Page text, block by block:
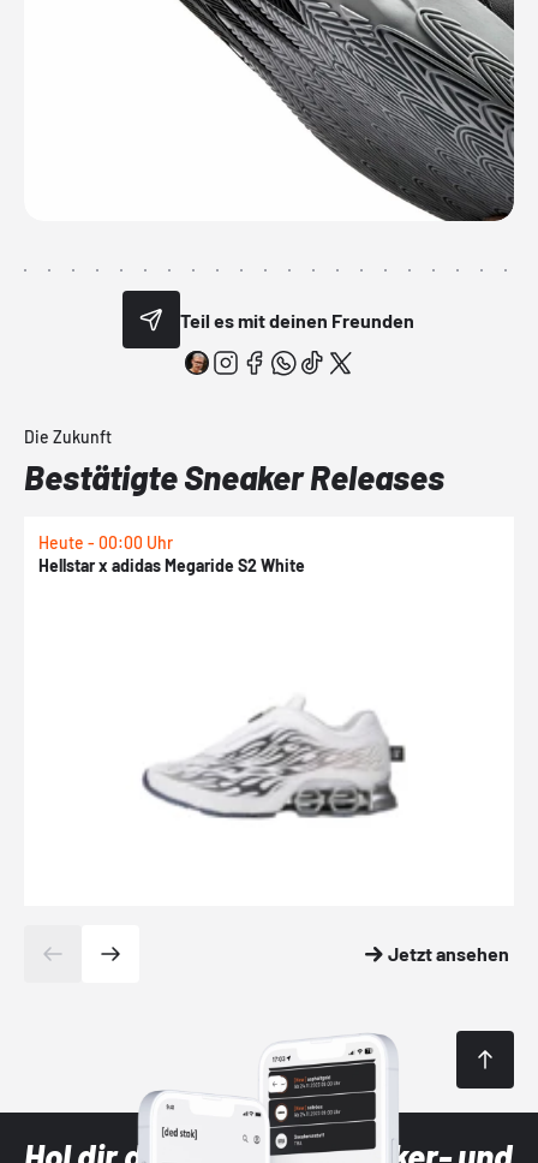
Teil es mit deinen Freunden
Die Zukunft
Bestätigte Sneaker Releases
Heute - 00:00 Uhr
Hellstar x adidas Megaride S2 White
Jetzt ansehen